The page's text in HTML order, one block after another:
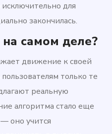
для
закончилась.
самом деле?
движение к своей
только те
реальную
алгоритма стало еще
оно учится